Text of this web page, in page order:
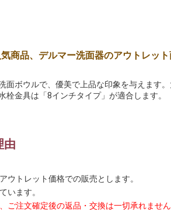
品、デルマー洗面器のアウトレット
面ボウルで、優美で上品な印象を与えます
金具は「8インチタイプ」が適合します。
由
ウトレット価格での販売とします。
います。
ご注文確定後の返品・交換は一切承れませ